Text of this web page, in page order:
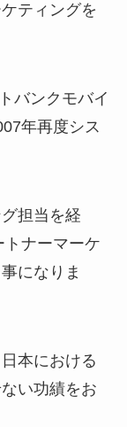
ティングを
バンクモバイ
年再度シス
担当を経
ナーマーケ
になりま
本における
い功績をお